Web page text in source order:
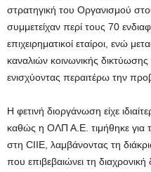
στρατηγική του Οργανισμού
συμμετείχαν περί τους 70
επιχειρηματικοί εταίροι, ενώ
καναλιών κοινωνικής
ενισχύοντας περαιτέρω την
Η φετινή διοργάνωση είχε
καθώς η ΟΛΠ Α.Ε. τιμήθηκε για
στη CIIE, λαμβάνοντας τη
που επιβεβαιώνει τη